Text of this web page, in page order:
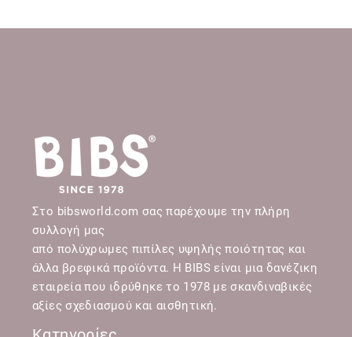
Στο bibsworld.com σας παρέχουμε την πλήρη
συλλογή μας
από πολύχρωμες πιπίλες υψηλής ποιότητας και
άλλα βρεφικά προϊόντα. Η BIBS είναι μια δανέζικη
εταιρεία που ιδρύθηκε το 1978 με σκανδιναβικές
αξίες σχεδιασμού και αισθητική.